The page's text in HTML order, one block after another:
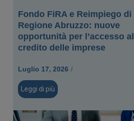
Fondo FiRA e Reimpiego di
Regione Abruzzo: nuove
opportunità per l’accesso al
credito delle imprese
Luglio 17, 2026 /
Leggi di più